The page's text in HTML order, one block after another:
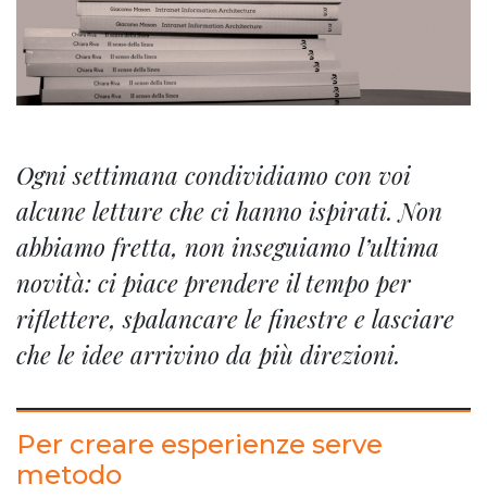
Ogni settimana condividiamo con voi
alcune letture che ci hanno ispirati. Non
abbiamo fretta, non inseguiamo l’ultima
novità: ci piace prendere il tempo per
riflettere, spalancare le finestre e lasciare
che le idee arrivino da più direzioni.
Per creare esperienze serve
metodo